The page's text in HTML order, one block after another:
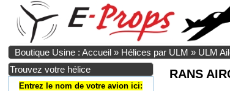
Boutique Usine : Accueil » Hélices par ULM » ULM
Trouvez votre hélice
Entrez le nom de votre avion ici:
RANS